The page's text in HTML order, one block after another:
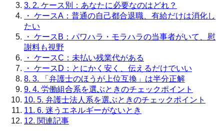
3. 2. ケース別：あなたに必要なのはどれ？
・ ケースA：普通の自己都合退職、有給だけは消化し
たい
・ ケースB：パワハラ・モラハラの当事者がいて、慰
謝料も視野
・ ケースC：未払い残業代がある
・ ケースD：とにかく安く、伝えるだけでいい
8. 3. 「弁護士のほうが上位互換」は半分正解
9. 4. 労働組合系を選ぶときのチェックポイント
10. 5. 弁護士法人系を選ぶときのチェックポイント
11. 6. 迷うエネルギーがないとき
12. 関連記事